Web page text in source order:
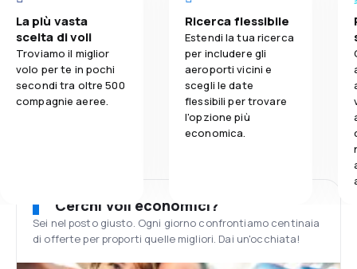
La più vasta
scelta di voli
Troviamo il miglior
volo per te in pochi
secondi tra oltre 500
compagnie aeree.
Ricerca flessibile
Estendi la tua ricerca
per includere gli
aeroporti vicini e
scegli le date
flessibili per trovare
l'opzione più
economica.
Cerchi voli economici?
Sei nel posto giusto. Ogni giorno confrontiamo centinaia
di offerte per proporti quelle migliori. Dai un'occhiata!